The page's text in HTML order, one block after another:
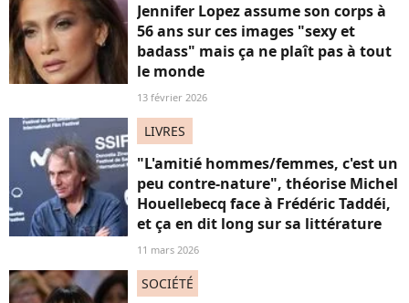
Jennifer Lopez assume son corps à
56 ans sur ces images "sexy et
badass" mais ça ne plaît pas à tout
le monde
13 février 2026
LIVRES
"L'amitié hommes/femmes, c'est un
peu contre-nature", théorise Michel
Houellebecq face à Frédéric Taddéi,
et ça en dit long sur sa littérature
11 mars 2026
SOCIÉTÉ